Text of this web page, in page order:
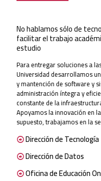
No hablamos sólo de
facilitar el trabajo
estudio
Para entregar soluciones a
Universidad desarrollamos
y mantención de software y
administración íntegra y
constante de la
Apoyamos la innovación en
supuesto, trabajamos en la
Dirección de Tecnología
Dirección de Datos
Oficina de Educación